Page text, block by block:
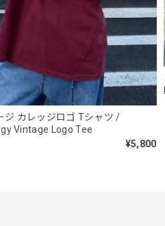
Polo Shirt
ジ カレッジロゴ Tシャツ /
Vintage Logo Tee
¥5,800